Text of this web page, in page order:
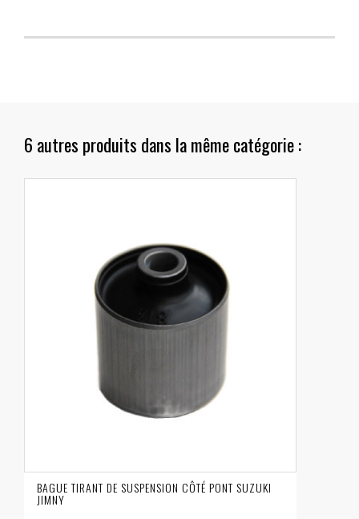
6 autres produits dans la même catégorie :
BAGUE TIRANT DE SUSPENSION CÔTÉ PONT SUZUKI
JIMNY